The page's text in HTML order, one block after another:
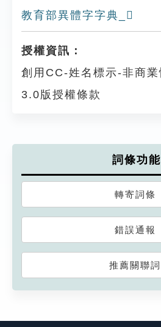
教育部異體字字典_𠪳
授權資訊：
創用CC-姓名標示-非商
3.0版授權條款
詞條功能
轉寄詞條
錯誤通報
推薦關聯詞